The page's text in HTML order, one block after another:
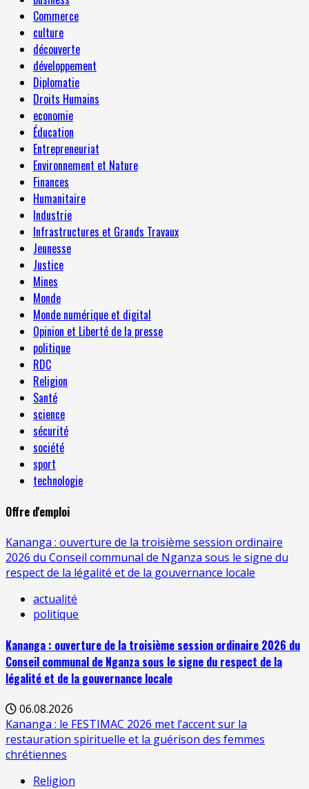
Commerce
culture
découverte
développement
Diplomatie
Droits Humains
economie
Éducation
Entrepreneuriat
Environnement et Nature
Finances
Humanitaire
Industrie
Infrastructures et Grands Travaux
Jeunesse
Justice
Mines
Monde
Monde numérique et digital
Opinion et Liberté de la presse
politique
RDC
Religion
Santé
science
sécurité
société
sport
technologie
Offre d'emploi
Kananga : ouverture de la troisième session ordinaire
2026 du Conseil communal de Nganza sous le signe du
respect de la légalité et de la gouvernance locale
actualité
politique
Kananga : ouverture de la troisième session ordinaire 2026 du
Conseil communal de Nganza sous le signe du respect de la
légalité et de la gouvernance locale
06.08.2026
Kananga : le FESTIMAC 2026 met l’accent sur la
restauration spirituelle et la guérison des femmes
chrétiennes
Religion